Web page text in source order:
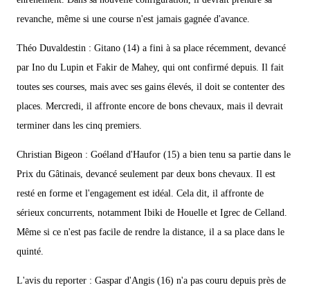
revanche, même si une course n'est jamais gagnée d'avance.
Théo Duvaldestin : Gitano (14) a fini à sa place récemment, devancé
par Ino du Lupin et Fakir de Mahey, qui ont confirmé depuis. Il fait
toutes ses courses, mais avec ses gains élevés, il doit se contenter des
places. Mercredi, il affronte encore de bons chevaux, mais il devrait
terminer dans les cinq premiers.
Christian Bigeon : Goéland d'Haufor (15) a bien tenu sa partie dans le
Prix du Gâtinais, devancé seulement par deux bons chevaux. Il est
resté en forme et l'engagement est idéal. Cela dit, il affronte de
sérieux concurrents, notamment Ibiki de Houelle et Igrec de Celland.
Même si ce n'est pas facile de rendre la distance, il a sa place dans le
quinté.
L'avis du reporter : Gaspar d'Angis (16) n'a pas couru depuis près de